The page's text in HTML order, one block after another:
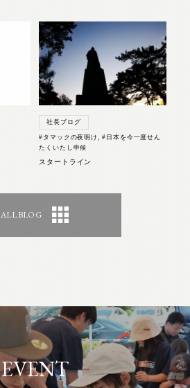
社長ブログ
#タマックの夜明け,#日本を今一度せん
たくいたし申候
スタートライン
ALL BLOG
EVENT